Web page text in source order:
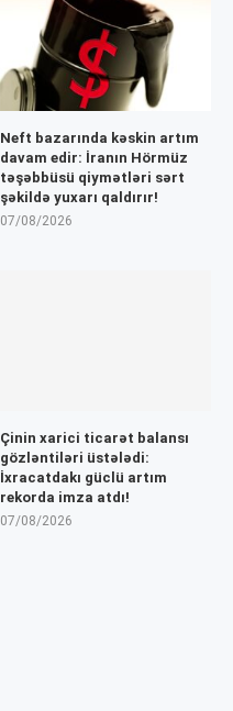
Neft bazarında kəskin artım
davam edir: İranın Hörmüz
təşəbbüsü qiymətləri sərt
şəkildə yuxarı qaldırır!
07/08/2026
Çinin xarici ticarət balansı
gözləntiləri üstələdi:
İxracatdakı güclü artım
rekorda imza atdı!
07/08/2026